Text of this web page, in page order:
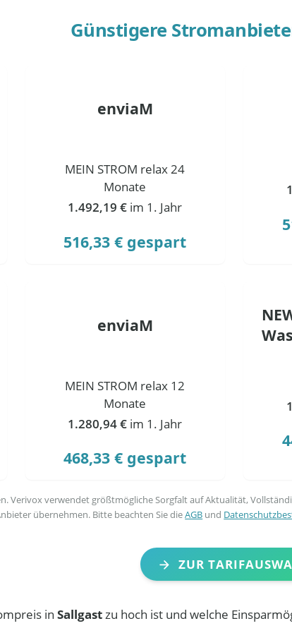
Günstigere
enviaM
MEIN STROM relax 24
Monate
1.492,19 € im 1. Jahr
516,33 € gespart
enviaM
MEIN STROM relax 12
Monate
1.280,94 € im 1. Jahr
468,33 € gespart
Verivox verwendet größtmögliche Sorgfalt auf Aktualität,
übernehmen. Bitte beachten Sie dieAGB und
ZUR
in Sallgastzu hoch ist und welche